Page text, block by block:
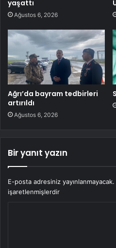
yaşattı
Ağustos 6, 2026
Ağrı’da bayram tedbirleri
artırıldı
Ağustos 6, 2026
Bir yanıt yazın
E-posta adresiniz yayınlanmayacak.
işaretlenmişlerdir